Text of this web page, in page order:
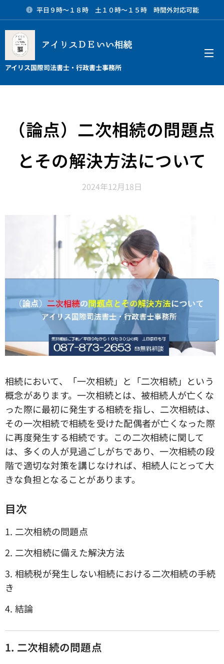
平日９時～１８時 土１０時～１５時 時間外対応可能
アイリスＤＥいい相続
アイリス国際司法書士・行政書士事務所
（論点）二次相続の問題点
とその解決方法について
2024年12月18日
相続において、「一次相続」と「二次相続」という
概念があります。一次相続とは、被相続人が亡くな
った際に最初に発生する相続を指し、二次相続は、
その一次相続で相続を受けた配偶者が亡くなった際
に再度発生する相続です。この二次相続に関して
は、多くの人が見過ごしがちであり、一次相続の段
階で適切な対策を講じなければ、相続人にとって大
きな負担となることがあります。
目次
1. 二次相続の問題点
2. 二次相続に備えた解決方法
3. 相続税が発生しない相続における二次相続の手続
き
4. 結論
1. 二次相続の問題点